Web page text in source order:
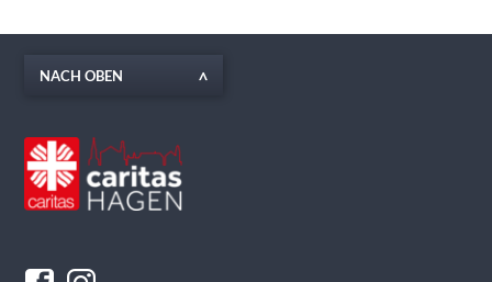
NACH OBEN